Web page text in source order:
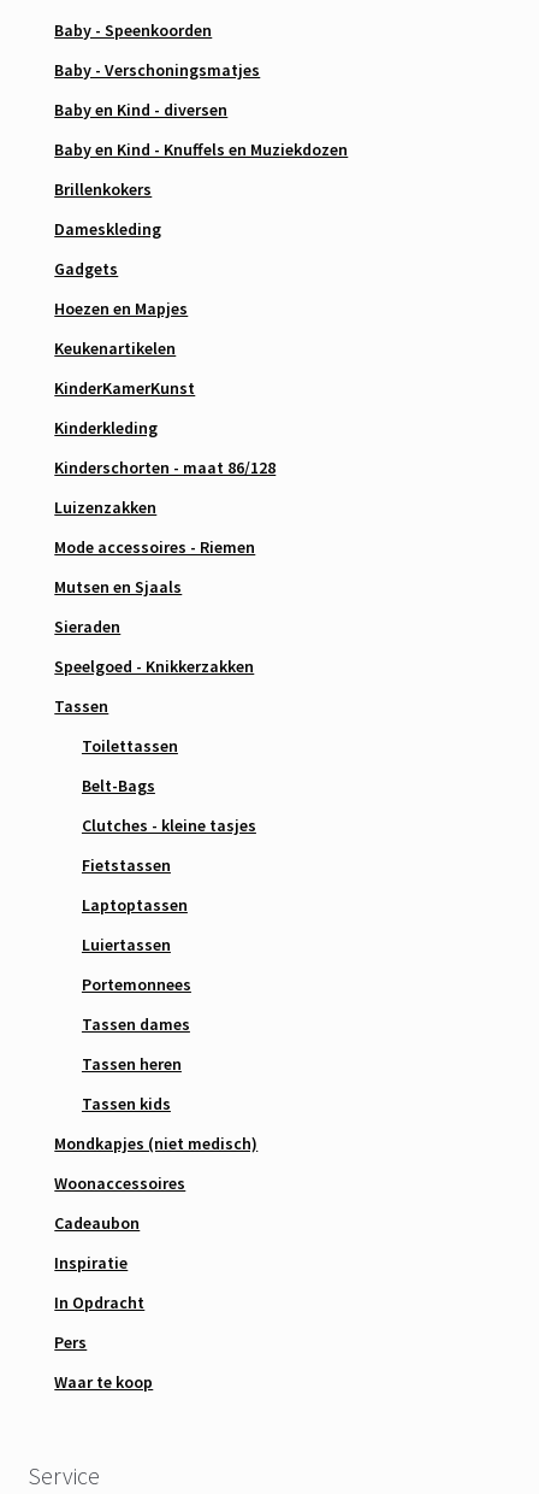
Baby - Speenkoorden
Baby - Verschoningsmatjes
Baby en Kind - diversen
Baby en Kind - Knuffels en Muziekdozen
Brillenkokers
Dameskleding
Gadgets
Hoezen en Mapjes
Keukenartikelen
KinderKamerKunst
Kinderkleding
Kinderschorten - maat 86/128
Luizenzakken
Mode accessoires - Riemen
Mutsen en Sjaals
Sieraden
Speelgoed - Knikkerzakken
Tassen
Toilettassen
Belt-Bags
Clutches - kleine tasjes
Fietstassen
Laptoptassen
Luiertassen
Portemonnees
Tassen dames
Tassen heren
Tassen kids
Mondkapjes (niet medisch)
Woonaccessoires
Cadeaubon
Inspiratie
In Opdracht
Pers
Waar te koop
Service